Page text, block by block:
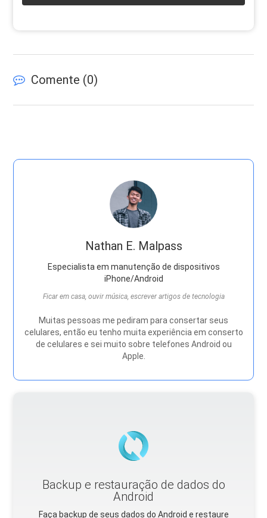
Comente (0)
Nathan E. Malpass
Especialista em manutenção de dispositivos
iPhone/Android
Ficar em casa, ouvir música, escrever artigos de tecnologia
Muitas pessoas me pediram para consertar seus
celulares, então eu tenho muita experiência em conserto
de celulares e sei muito sobre telefones Android ou
Apple.
Backup e restauração de dados do
Android
Faça backup de seus dados do Android e restaure